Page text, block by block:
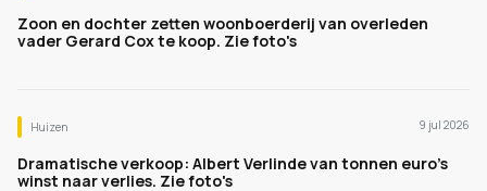
Zoon en dochter zetten woonboerderij van overleden
vader Gerard Cox te koop. Zie foto's
Huizen 9 jul 2026
Dramatische verkoop: Albert Verlinde van tonnen euro's
winst naar verlies. Zie foto's